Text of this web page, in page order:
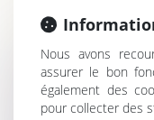
Mettre un salarié
Demande de
Certification des
de sécurité sociale
La contrepartie
Nous avons
assurer le bon
également des
pour collecter des